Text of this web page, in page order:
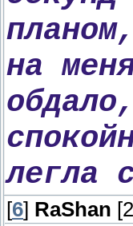
на
легла
[6] RaShan